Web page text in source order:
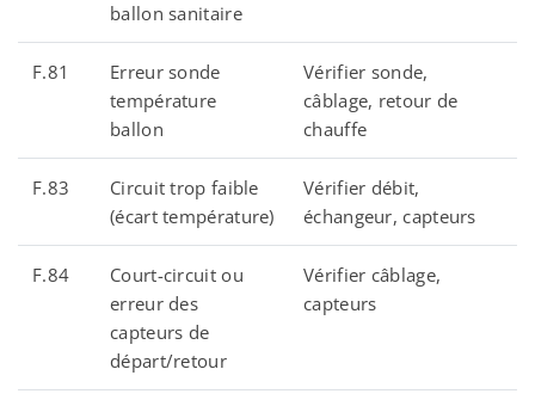
ballon sanitaire
F.81
Erreur sonde
température
ballon
Vérifier sonde,
câblage, retour de
chauffe
F.83
Circuit trop faible
(écart température)
Vérifier débit,
échangeur, capteurs
F.84
Court-circuit ou
erreur des
capteurs de
départ/retour
Vérifier câblage,
capteurs